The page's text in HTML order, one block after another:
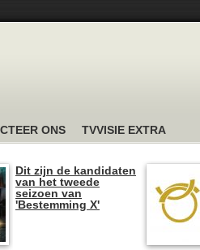
ONS TVVISIE EXTRA
Dit zijn de kandidaten
van het tweede
seizoen van
'Bestemming X'